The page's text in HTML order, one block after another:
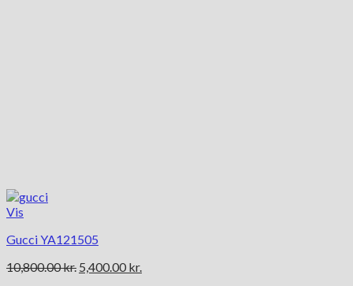
Vis
Gucci YA121505
10,800.00kr. Den
5,400.00 kr.